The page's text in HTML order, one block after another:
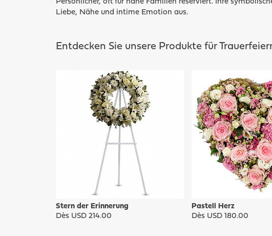
Persönlicher, oft für nahe Familien reserviert. Ihre
Liebe, Nähe und intime Emotion aus.
Entdecken Sie unsere Produkte für
Stern der Erinnerung
Dès USD 214.00
Pastell Herz
Dès USD 180.00